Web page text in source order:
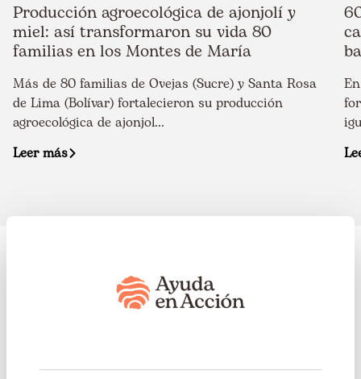
Producción agroecológica de ajonjolí y
miel: así transformaron su vida 80
familias en los Montes de María
Más de 80 familias de Ovejas (Sucre) y Santa Rosa
de Lima (Bolívar) fortalecieron su producción
agroecológica de ajonjol...
Leer más
Alianzas
de alianzas estratégicas globales que garantizan valor